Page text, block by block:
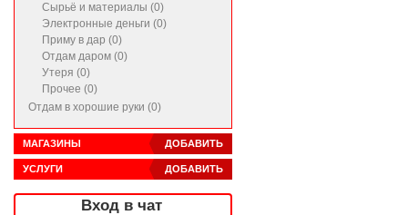
Сырьё и материалы (0)
Электронные деньги (0)
Приму в дар (0)
Отдам даром (0)
Утеря (0)
Прочее (0)
Отдам в хорошие руки (0)
ДОБАВИТЬ
МАГАЗИНЫ
ДОБАВИТЬ
УСЛУГИ
Вход в чат